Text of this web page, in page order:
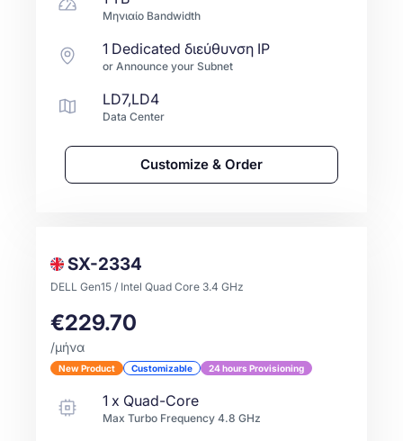
Μηνιαίο Bandwidth
1 Dedicated διεύθυνση IP
or Announce your Subnet
LD7,LD4
Data Center
Customize & Order
SX-2334
DELL Gen15 / Intel Quad Core 3.4 GHz
€229.70
/μήνα
New Product Customizable 24 hours Provisioning
1 x Quad-Core
Max Turbo Frequency4.8 GHz